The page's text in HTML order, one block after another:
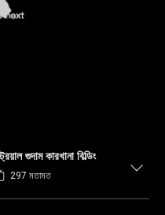
গুদাম কারখানা বিল্ডিং
297 মতামত